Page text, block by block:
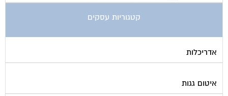
קטגוריות עסקים
אדריכלות
איטום גגות